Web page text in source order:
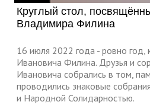
Круглый стол,
Владимира Филина
16 июля 2022 года - ровно год,
Ивановича Филина. Друзья и
Ивановича собрались в том,
проводились знаковые
и Народной Солидарностью.